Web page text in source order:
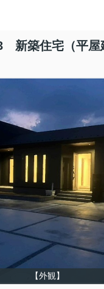
新築住宅（平屋
【外観】